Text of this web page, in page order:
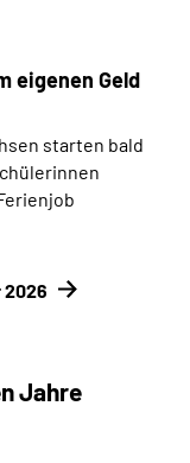
eigenen Geld
starten bald
Jahre